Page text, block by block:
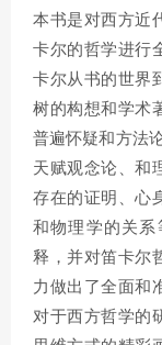
本书是对西方近
卡尔的哲学进行
卡尔从书的世界
树的构想和学术
普遍怀疑和方法
天赋观念论、和
存在的证明、心
和物理学的关系
释，并对笛卡尔
力做出了全面和
对于西方哲学的